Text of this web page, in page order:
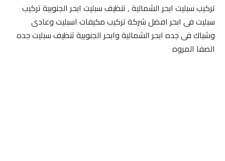
تركيب سبليت ابحر الشمالية , تنظيف سبليت ابحر الجنوبية تركيب
سبليت فى ابحر افضل شركة تركيب مكيفات اسبليت وعادى
وشباك فى جده ابحر الشمالية وابحر الجنوبية تنظيف سبليت جده
الصفا المروه